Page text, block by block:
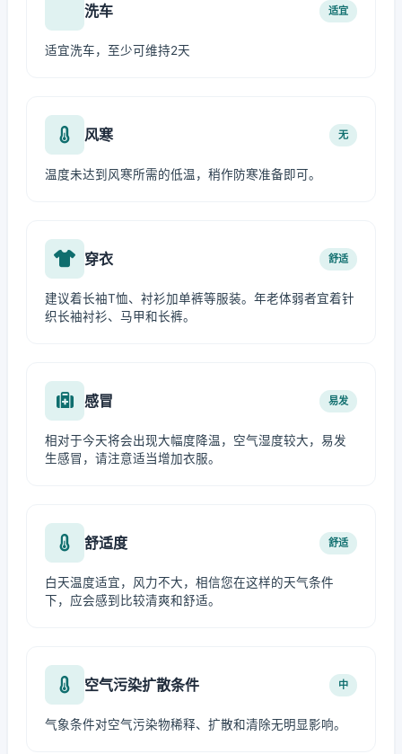
洗车 适宜
适宜洗车，至少可维持2天
风寒 无
温度未达到风寒所需的低温，稍作防寒准备即可。
穿衣 舒适
建议着长袖T恤、衬衫加单裤等服装。年老体弱者宜着针
织长袖衬衫、马甲和长裤。
感冒 易发
相对于今天将会出现大幅度降温，空气湿度较大，易发
生感冒，请注意适当增加衣服。
舒适度 舒适
白天温度适宜，风力不大，相信您在这样的天气条件
下，应会感到比较清爽和舒适。
空气污染扩散条件 中
气象条件对空气污染物稀释、扩散和清除无明显影响。